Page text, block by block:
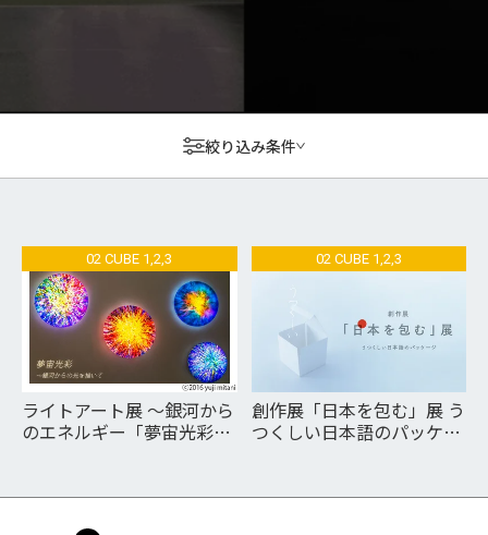
絞り込み条件
02 CUBE 1,2,3
ライトアート展 ～銀河から
のエネルギー「夢宙光彩」
02 CUBE 1,2,3
創作展「日本を包む」展 う
つくしい日本語のパッケー